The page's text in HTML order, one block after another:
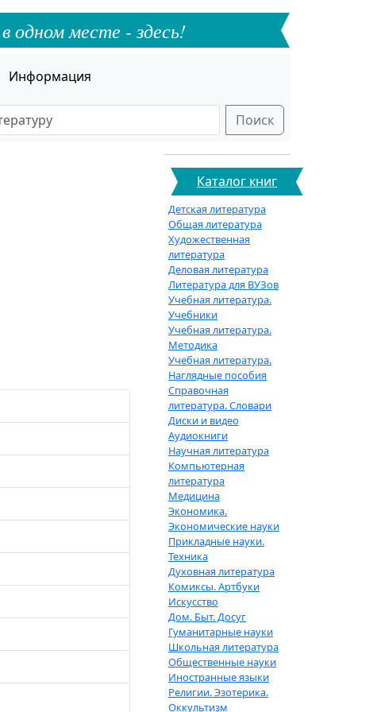
одном месте - здесь!
Информация
Поиск
Каталог книг
Детская литература
Общая литература
Художественная
литература
Деловая литература
Литература для ВУЗов
Учебная литература.
Учебники
Учебная литература.
Методика
Учебная литература.
Наглядные пособия
Справочная
литература. Словари
Диски и видео
Аудиокниги
Научная литература
Компьютерная
литература
Медицина
Экономика.
Экономические науки
Прикладные науки.
Техника
Духовная литература
Комиксы. Артбуки
Искусство
Дом. Быт. Досуг
Гуманитарные науки
Школьная литература
Общественные науки
Иностранные языки
Религии. Эзотерика.
Оккультизм